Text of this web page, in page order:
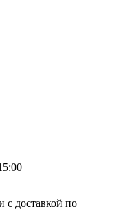
с доставкой по